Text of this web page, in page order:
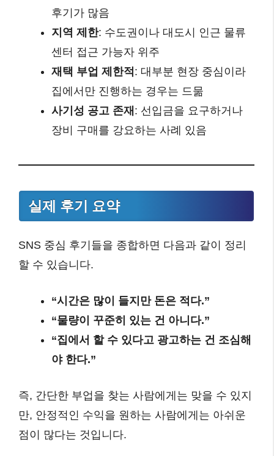
후기가 많음
지역 제한: 수도권이나 대도시 인근 물류
센터 접근 가능자 위주
재택 부업 제한적 : 대부분 현장 중심이라
집에서만 진행하는 경우는 드묾
사기성 공고 존재 : 선입금을 요구하거나
장비 구매를 강요하는 사례 있음
실제 후기 요약
SNS 중심 후기들을 종합하면 다음과 같이 정리
할 수 있습니다.
“시간은 많이 들지만 돈은 적다.”
“물량이 꾸준히 있는 건 아니다.”
“집에서 할 수 있다고 광고하는 건 조심해
야 한다.”
즉, 간단한 부업을 찾는 사람에게는 맞을 수 있지
만, 안정적인 수익을 원하는 사람에게는 아쉬운
점이 많다는 것입니다.